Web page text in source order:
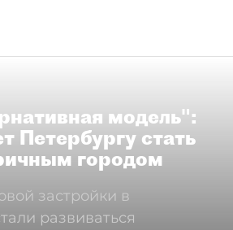
модель":
Петербургу стать
городом
застройки в
развиваться